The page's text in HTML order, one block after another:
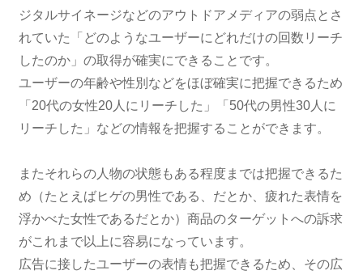
ジタルサイネージなどのアウトドアメディアの弱点とさ
れていた「どのようなユーザーにどれだけの回数リーチ
したのか」の取得が確実にできることです。
ユーザーの年齢や性別などをほぼ確実に把握できるため
「20代の女性20人にリーチした」「50代の男性30人に
リーチした」などの情報を把握することができます。
またそれらの人物の状態もある程度までは把握できるた
め（たとえばヒゲの男性である、だとか、疲れた表情を
浮かべた女性であるだとか）商品のターゲットへの訴求
がこれまで以上に容易になっています。
広告に接したユーザーの表情も把握できるため、その広